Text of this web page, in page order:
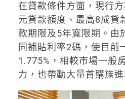
在貸款條件方面，現行
元貸款額度、最高8成貸
款期限及5年寬限期。由
同補貼利率2碼，使目前
1.775%，相較市場一般
力，也帶動大量首購族進